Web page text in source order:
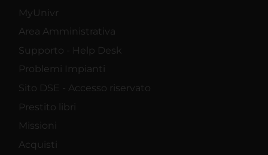
MyUnivr
Area Amministrativa
Supporto - Help Desk
Problemi Impianti
Sito DSE - Accesso riservato
Prestito libri
Missioni
Acquisti